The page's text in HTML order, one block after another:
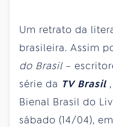
Um retrato da
brasileira. Assim
do Brasil –
série da TV Brasil
Bienal Brasil do
sábado (14/04),